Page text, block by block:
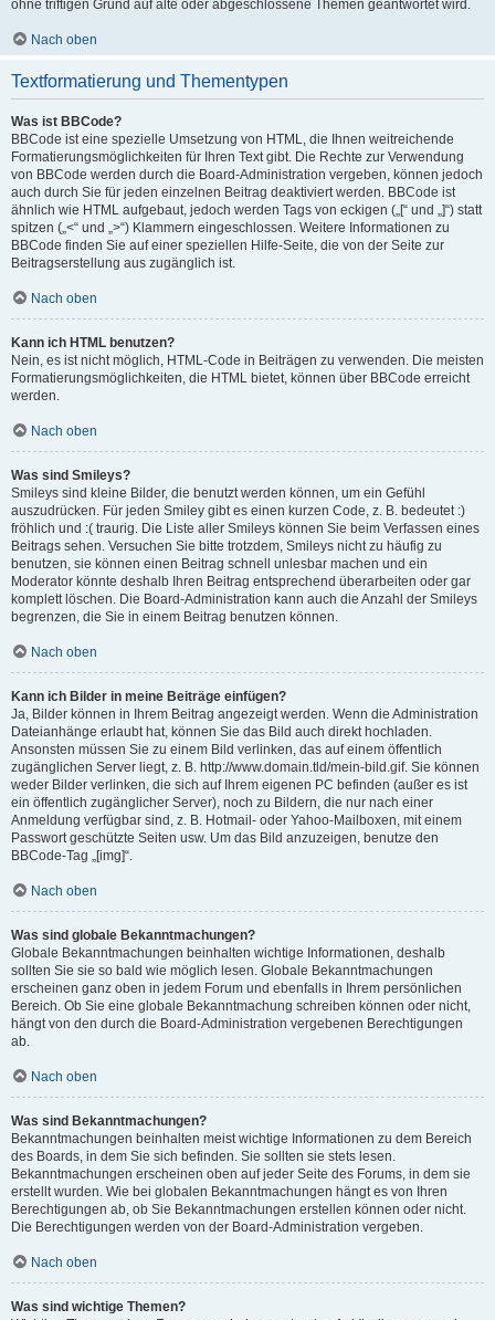
ohne triftigen Grund auf alte oder abgeschlossene Themen geantwortet wird.
Nach oben
Textformatierung und Thementypen
Was ist BBCode?
BBCode ist eine spezielle Umsetzung von HTML, die Ihnen weitreichende
Formatierungsmöglichkeiten für Ihren Text gibt. Die Rechte zur Verwendung
von BBCode werden durch die Board-Administration vergeben, können jedoch
auch durch Sie für jeden einzelnen Beitrag deaktiviert werden. BBCode ist
ähnlich wie HTML aufgebaut, jedoch werden Tags von eckigen („[“ und „]“) statt
spitzen („<“ und „>“) Klammern eingeschlossen. Weitere Informationen zu
BBCode finden Sie auf einer speziellen Hilfe-Seite, die von der Seite zur
Beitragserstellung aus zugänglich ist.
Nach oben
Kann ich HTML benutzen?
Nein, es ist nicht möglich, HTML-Code in Beiträgen zu verwenden. Die meisten
Formatierungsmöglichkeiten, die HTML bietet, können über BBCode erreicht
werden.
Nach oben
Was sind Smileys?
Smileys sind kleine Bilder, die benutzt werden können, um ein Gefühl
auszudrücken. Für jeden Smiley gibt es einen kurzen Code, z. B. bedeutet :)
fröhlich und :( traurig. Die Liste aller Smileys können Sie beim Verfassen eines
Beitrags sehen. Versuchen Sie bitte trotzdem, Smileys nicht zu häufig zu
benutzen, sie können einen Beitrag schnell unlesbar machen und ein
Moderator könnte deshalb Ihren Beitrag entsprechend überarbeiten oder gar
komplett löschen. Die Board-Administration kann auch die Anzahl der Smileys
begrenzen, die Sie in einem Beitrag benutzen können.
Nach oben
Kann ich Bilder in meine Beiträge einfügen?
Ja, Bilder können in Ihrem Beitrag angezeigt werden. Wenn die Administration
Dateianhänge erlaubt hat, können Sie das Bild auch direkt hochladen.
Ansonsten müssen Sie zu einem Bild verlinken, das auf einem öffentlich
zugänglichen Server liegt, z. B. http://www.domain.tld/mein-bild.gif. Sie können
weder Bilder verlinken, die sich auf Ihrem eigenen PC befinden (außer es ist
ein öffentlich zugänglicher Server), noch zu Bildern, die nur nach einer
Anmeldung verfügbar sind, z. B. Hotmail- oder Yahoo-Mailboxen, mit einem
Passwort geschützte Seiten usw. Um das Bild anzuzeigen, benutze den
BBCode-Tag „[img]“.
Nach oben
Was sind globale Bekanntmachungen?
Globale Bekanntmachungen beinhalten wichtige Informationen, deshalb
sollten Sie sie so bald wie möglich lesen. Globale Bekanntmachungen
erscheinen ganz oben in jedem Forum und ebenfalls in Ihrem persönlichen
Bereich. Ob Sie eine globale Bekanntmachung schreiben können oder nicht,
hängt von den durch die Board-Administration vergebenen Berechtigungen
ab.
Nach oben
Was sind Bekanntmachungen?
Bekanntmachungen beinhalten meist wichtige Informationen zu dem Bereich
des Boards, in dem Sie sich befinden. Sie sollten sie stets lesen.
Bekanntmachungen erscheinen oben auf jeder Seite des Forums, in dem sie
erstellt wurden. Wie bei globalen Bekanntmachungen hängt es von Ihren
Berechtigungen ab, ob Sie Bekanntmachungen erstellen können oder nicht.
Die Berechtigungen werden von der Board-Administration vergeben.
Nach oben
Was sind wichtige Themen?